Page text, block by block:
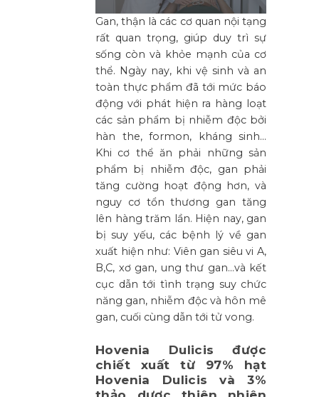
Gan, thận là các cơ quan nội tạng
rất quan trọng, giúp duy trì sự
sống còn và khỏe mạnh của cơ
thể. Ngày nay, khi vệ sinh và an
toàn thực phẩm đã tới mức báo
động với phát hiện ra hàng loạt
các sản phẩm bị nhiễm độc bởi
hàn the, formon, kháng sinh…
Khi cơ thể ăn phải những sản
phẩm bị nhiễm độc, gan phải
tăng cường hoạt động hơn, và
nguy cơ tổn thương gan tăng
lên hàng trăm lần. Hiện nay, gan
bị suy yếu, các bệnh lý về gan
xuất hiện như: Viên gan siêu vi A,
B,C, xơ gan, ung thư gan…và kết
cục dẫn tới tình trạng suy chức
năng gan, nhiễm độc và hôn mê
gan, cuối cùng dẫn tới tử vong.
Hovenia Dulicis được
chiết xuất từ 97% hạt
Hovenia Dulicis và 3%